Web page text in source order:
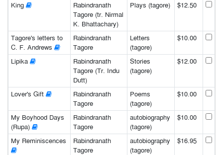
King
Rabindranath
Tagore (tr. Nirmal
K. Bhattachary)
Plays (tagore) $12.50
Tagore's letters to
C. F. Andrews
Rabindranath
Tagore
Letters
(tagore)
$10.00
Lipika
Rabindranath
Tagore (Tr. Indu
Dutt)
Stories
(tagore)
$12.00
Lover's Gift
Rabindranath
Tagore
Poems
(tagore)
$10.00
My Boyhood Days
(Rupa)
Rabindranath
Tagore
autobiography
(tagore)
$10.00
My Reminiscences
Rabindranath
Tagore
autobiography
(tagore)
$16.95